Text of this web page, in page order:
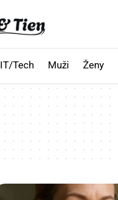
IT/Tech Muži Ženy